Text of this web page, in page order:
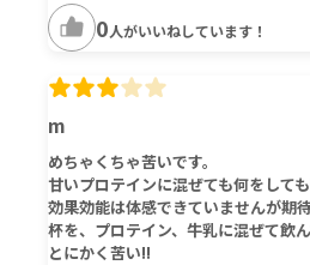
0人がいいねしています！
m
めちゃくちゃ苦いです。
甘いプロテインに混ぜても何をして
効果効能は体感できていませんが期
杯を、プロテイン、牛乳に混ぜて飲ん
とにかく苦い!!